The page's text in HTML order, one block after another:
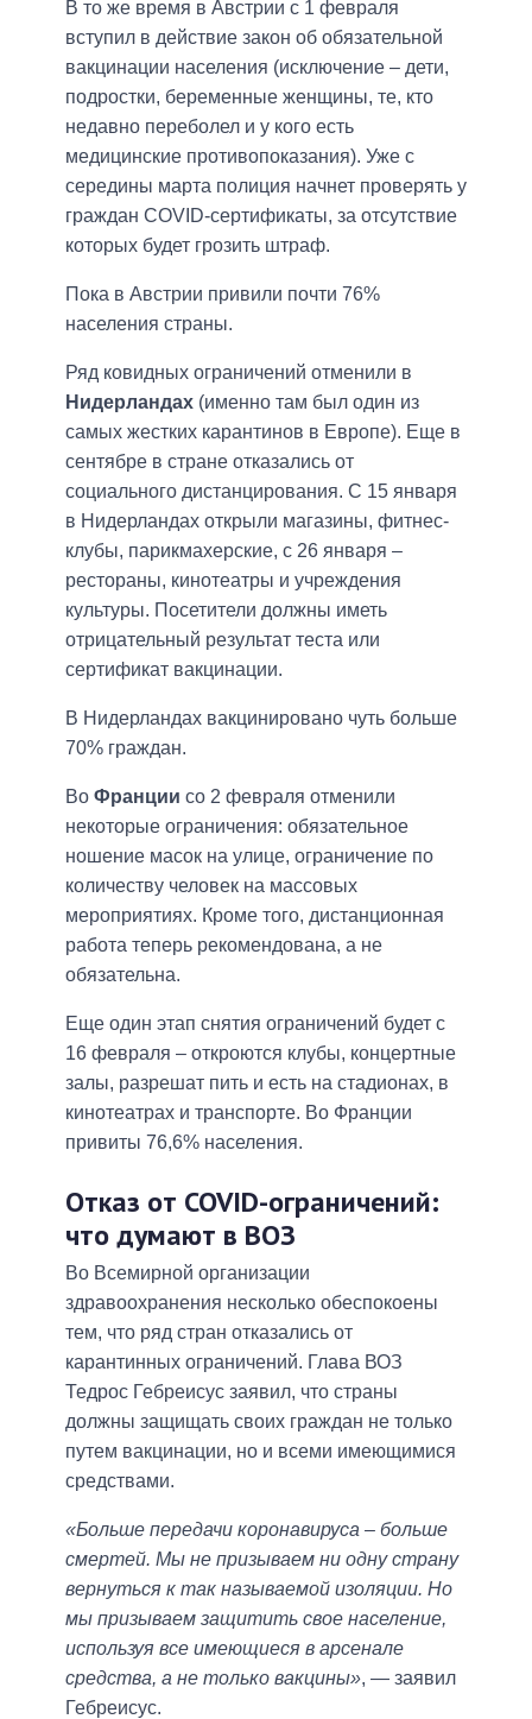
В то же время в Австрии с 1 февраля
вступил в действие закон об обязательной
вакцинации населения (исключение – дети,
подростки, беременные женщины, те, кто
недавно переболел и у кого есть
медицинские противопоказания). Уже с
середины марта полиция начнет проверять у
граждан COVID-сертификаты, за отсутствие
которых будет грозить штраф.
Пока в Австрии привили почти 76%
населения страны.
Ряд ковидных ограничений отменили в
Нидерландах (именно там был один из
самых жестких карантинов в Европе). Еще в
сентябре в стране отказались от
социального дистанцирования. С 15 января
в Нидерландах открыли магазины, фитнес-
клубы, парикмахерские, с 26 января –
рестораны, кинотеатры и учреждения
культуры. Посетители должны иметь
отрицательный результат теста или
сертификат вакцинации.
В Нидерландах вакцинировано чуть больше
70% граждан.
Во Франции со 2 февраля отменили
некоторые ограничения: обязательное
ношение масок на улице, ограничение по
количеству человек на массовых
мероприятиях. Кроме того, дистанционная
работа теперь рекомендована, а не
обязательна.
Еще один этап снятия ограничений будет с
16 февраля – откроются клубы, концертные
залы, разрешат пить и есть на стадионах, в
кинотеатрах и транспорте. Во Франции
привиты 76,6% населения.
Отказ от COVID-ограничений:
что думают в ВОЗ
Во Всемирной организации
здравоохранения несколько обеспокоены
тем, что ряд стран отказались от
карантинных ограничений. Глава ВОЗ
Тедрос Гебреисус заявил, что страны
должны защищать своих граждан не только
путем вакцинации, но и всеми имеющимися
средствами.
«Больше передачи коронавируса – больше
смертей. Мы не призываем ни одну страну
вернуться к так называемой изоляции. Но
мы призываем защитить свое население,
используя все имеющиеся в арсенале
средства, а не только вакцины», — заявил
Гебреисус.